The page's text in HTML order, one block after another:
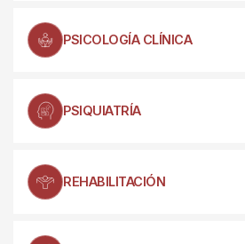
PSICOLOGÍA CLÍNICA
PSIQUIATRÍA
REHABILITACIÓN